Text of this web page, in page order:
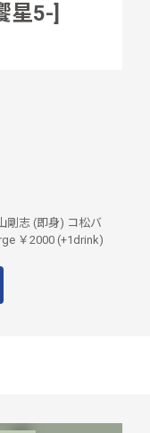
星5-]
剛志 (即身) コ松バ
￥2000 (+1drink)